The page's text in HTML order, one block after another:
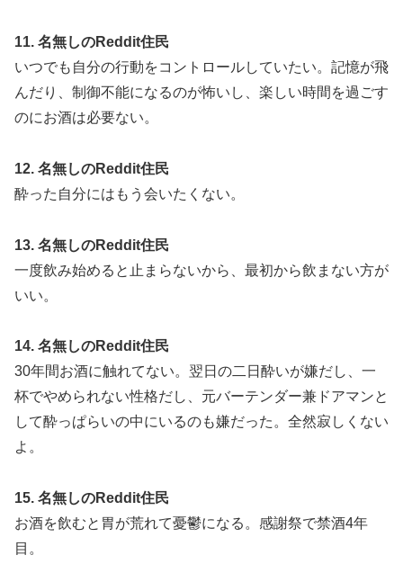
11. 名無しのReddit住民
いつでも自分の行動をコントロールしていたい。記憶が飛
んだり、制御不能になるのが怖いし、楽しい時間を過ごす
のにお酒は必要ない。
12. 名無しのReddit住民
酔った自分にはもう会いたくない。
13. 名無しのReddit住民
一度飲み始めると止まらないから、最初から飲まない方が
いい。
14. 名無しのReddit住民
30年間お酒に触れてない。翌日の二日酔いが嫌だし、一
杯でやめられない性格だし、元バーテンダー兼ドアマンと
して酔っぱらいの中にいるのも嫌だった。全然寂しくない
よ。
15. 名無しのReddit住民
お酒を飲むと胃が荒れて憂鬱になる。感謝祭で禁酒4年
目。